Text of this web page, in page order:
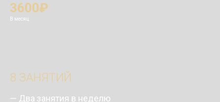
3600₽
В месяц
8 ЗАНЯТИЙ
— Два занятия в неделю